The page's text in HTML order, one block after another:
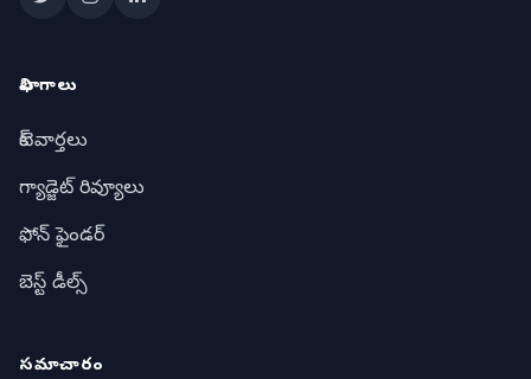
విభాగాలు
టెక్ వార్తలు
గ్యాడ్జెట్ రివ్యూలు
ఫోన్ ఫైండర్
బెస్ట్ డీల్స్
సమాచారం